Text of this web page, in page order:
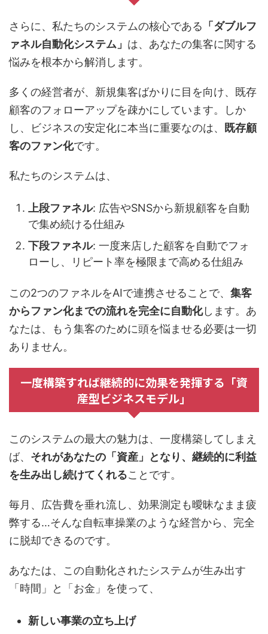
さらに、私たちのシステムの核心である 「ダブルフ
ァネル自動化システム」 は、あなたの集客に関する
悩みを根本から解消します。
多くの経営者が、新規集客ばかりに目を向け、既存
顧客のフォローアップを疎かにしています。しか
し、ビジネスの安定化に本当に重要なのは、
既存顧
客のファン化です。
私たちのシステムは、
上段ファネル: 広告やSNSから新規顧客を自動
で集め続ける仕組み
下段ファネル: 一度来店した顧客を自動でフォ
ローし、リピート率を極限まで高める仕組み
この2つのファネルをAIで連携させることで、 集客
からファン化までの流れを完全に自動化します。あ
なたは、もう集客のために頭を悩ませる必要は一切
ありません。
一度構築すれば継続的に効果を発揮する「資
産型ビジネスモデル」
このシステムの最大の魅力は、一度構築してしまえ
ば、 それがあなたの「資産」となり、継続的に利益
を生み出し続けてくれることです。
毎月、広告費を垂れ流し、効果測定も曖昧なまま疲
弊する…そんな自転車操業のような経営から、完全
に脱却できるのです。
あなたは、この自動化されたシステムが生み出す
「時間」と「お金」を使って、
新しい事業の立ち上げ